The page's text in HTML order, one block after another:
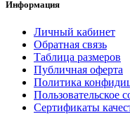
Информация
Личный кабинет
Обратная связь
Таблица размеров
Публичная оферта
Политика
Пользовательское
Сертификаты